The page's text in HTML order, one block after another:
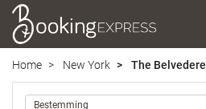
Home New York The Belvedere
Bestemming